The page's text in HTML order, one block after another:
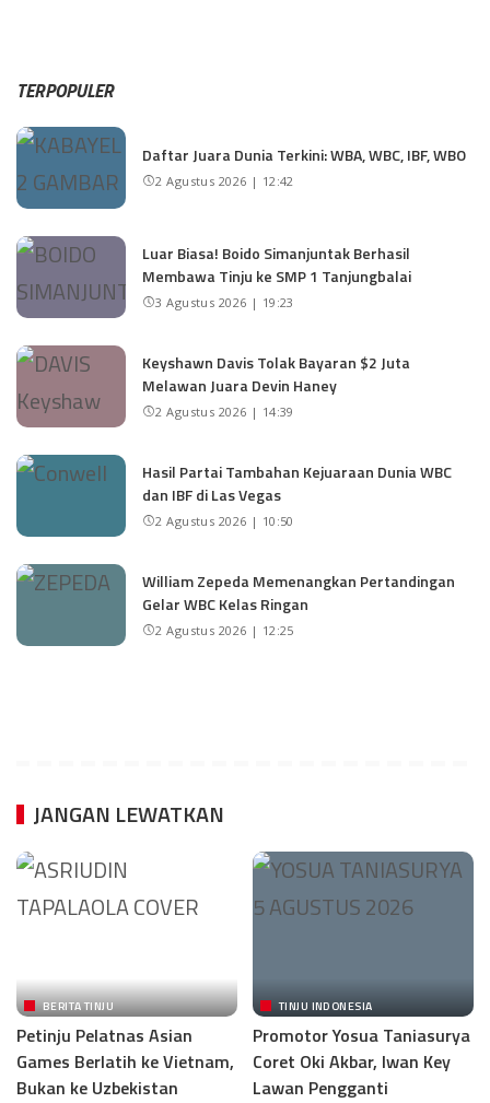
TERPOPULER
Daftar Juara Dunia Terkini: WBA, WBC, IBF, WBO
2 Agustus 2026 | 12:42
Luar Biasa! Boido Simanjuntak Berhasil
Membawa Tinju ke SMP 1 Tanjungbalai
3 Agustus 2026 | 19:23
Keyshawn Davis Tolak Bayaran $2 Juta
Melawan Juara Devin Haney
2 Agustus 2026 | 14:39
Hasil Partai Tambahan Kejuaraan Dunia WBC
dan IBF di Las Vegas
2 Agustus 2026 | 10:50
William Zepeda Memenangkan Pertandingan
Gelar WBC Kelas Ringan
2 Agustus 2026 | 12:25
JANGAN LEWATKAN
BERITA TINJU
Petinju Pelatnas Asian
Games Berlatih ke Vietnam,
Bukan ke Uzbekistan
TINJU INDONESIA
Promotor Yosua Taniasurya
Coret Oki Akbar, Iwan Key
Lawan Pengganti